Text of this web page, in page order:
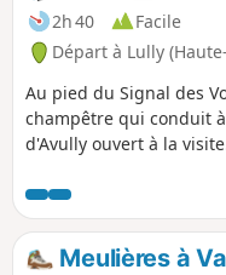
2h 40
Facile
Départ à Lully
Au pied du Signal des
champêtre qui conduit
d'Avully ouvert à la
Meulières à